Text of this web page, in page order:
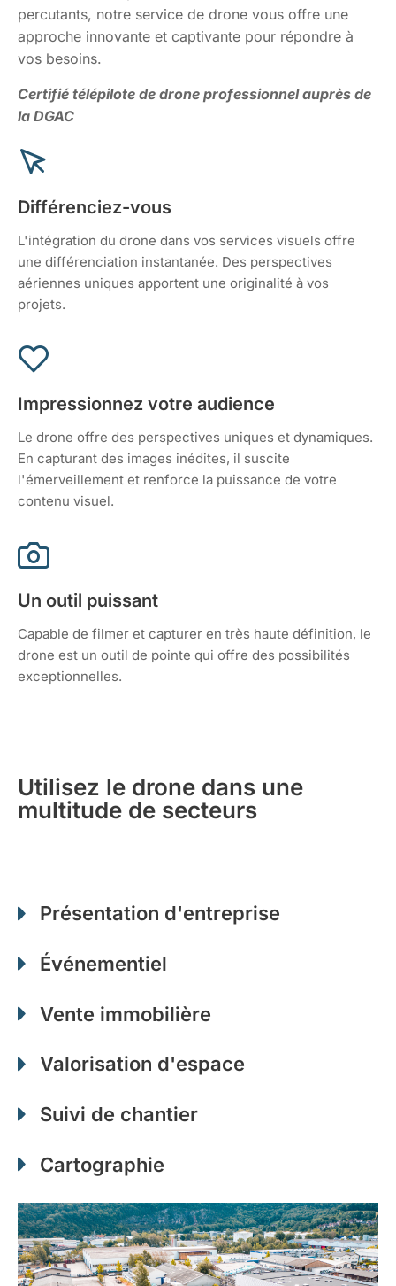
percutants, notre service de drone vous offre une
approche innovante et captivante pour répondre à
vos besoins.
Certifié télépilote de drone professionnel auprès de
la DGAC
Différenciez-vous
L'intégration du drone dans vos services visuels offre
une différenciation instantanée. Des perspectives
aériennes uniques apportent une originalité à vos
projets.
Impressionnez votre audience
Le drone offre des perspectives uniques et dynamiques.
En capturant des images inédites, il suscite
l'émerveillement et renforce la puissance de votre
contenu visuel.
Un outil puissant
Capable de filmer et capturer en très haute définition, le
drone est un outil de pointe qui offre des possibilités
exceptionnelles.
Utilisez le drone dans une
multitude de secteurs
Présentation d'entreprise
Événementiel
Vente immobilière
Valorisation d'espace
Suivi de chantier
Cartographie